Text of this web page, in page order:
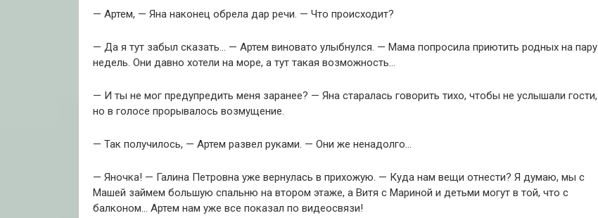
— Артем, — Яна наконец обрела дар речи. — Что происходит?
— Да я тут забыл сказать… — Артем виновато улыбнулся. — Мама попросила приютить родных на пару
недель. Они давно хотели на море, а тут такая возможность…
— И ты не мог предупредить меня заранее? — Яна старалась говорить тихо, чтобы не услышали гости,
но в голосе прорывалось возмущение.
— Так получилось, — Артем развел руками. — Они же ненадолго…
— Яночка! — Галина Петровна уже вернулась в прихожую. — Куда нам вещи отнести? Я думаю, мы с
Машей займем большую спальню на втором этаже, а Витя с Мариной и детьми могут в той, что с
балконом… Артем нам уже все показал по видеосвязи!